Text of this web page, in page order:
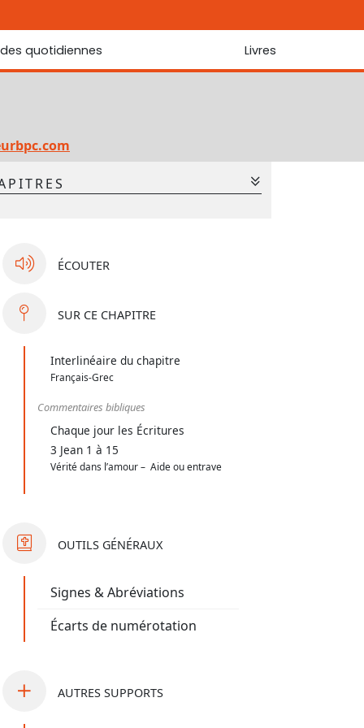
quotidiennes Livres
ÉCOUTER
SUR CE CHAPITRE
Interlinéaire du chapitre
Français-Grec
Commentaires bibliques
Chaque jour les Écritures
3 Jean 1 à 15
Vérité dans l’amour – Aide ou entrave
OUTILS GÉNÉRAUX
Signes & Abréviations
Écarts de numérotation
AUTRES SUPPORTS